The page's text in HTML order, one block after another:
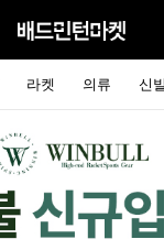
라켓 의류 신